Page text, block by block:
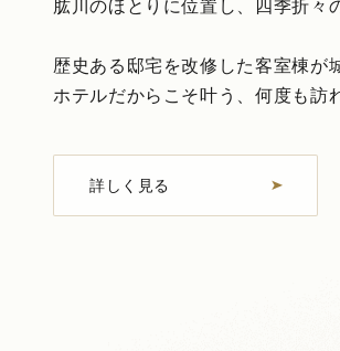
肱川のほとりに位置し、四季折々
歴史ある邸宅を改修した客室棟が
ホテルだからこそ叶う、何度も訪
詳しく見る